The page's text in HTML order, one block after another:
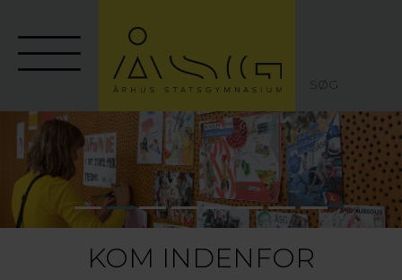
SØG
KOM INDENFOR